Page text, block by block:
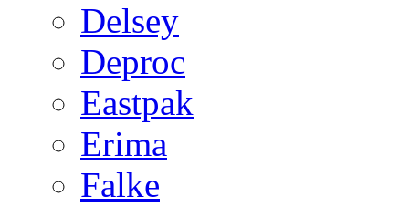
Delsey
Deproc
Eastpak
Erima
Falke